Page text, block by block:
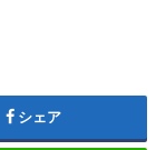
シェア